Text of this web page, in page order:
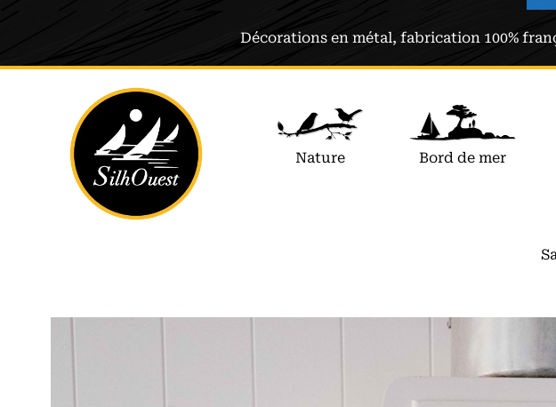
Décorations en métal, fabrication 100%
Nature Bord de mer